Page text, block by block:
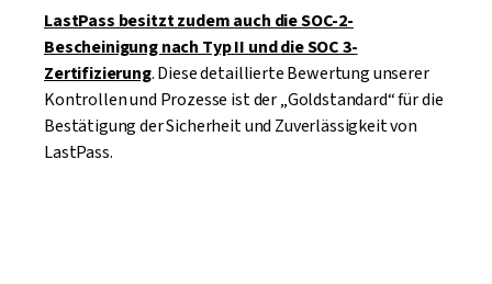
LastPass besitzt zudem auch die SOC-2-
Bescheinigung nach Typ II und die SOC 3-
Zertifizierung. Diese detaillierte Bewertung unserer
Kontrollen und Prozesse ist der „Goldstandard“ für die
Bestätigung der Sicherheit und Zuverlässigkeit von
LastPass.